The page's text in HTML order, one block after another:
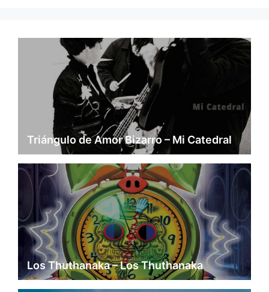
Triángulo de Amor Bizarro – Mi Catedral
Los Thuthanaka – Los Thuthanaka